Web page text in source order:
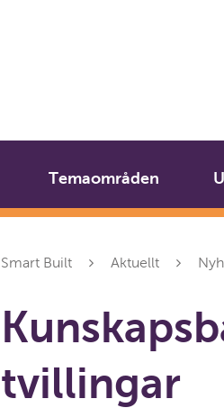
Temaområden
Smart Built Aktuellt
tvillingar